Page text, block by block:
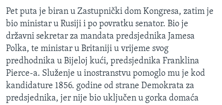
ŽENSKA STRANA
IZBJEGLIČKA STRANA
MAGAZIN
O GLASU AMERIKE
Learning English
Pet puta je biran u Zastupnički dom Kongresa, zatim je
bio ministar u Rusiji i po povratku senator. Bio je
državni sekretar za mandata predsjednika Jamesa
Polka, te ministar u Britaniji u vrijeme svog
predhodnika u Bijeloj kući, predsjednika Franklina
Pierce-a. Služenje u inostranstvu pomoglo mu je kod
kandidature 1856. godine od strane Demokrata za
predsjednika, jer nije bio uključen u gorka domaća